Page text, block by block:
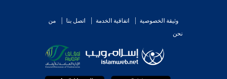
وثيقة الخصوصية اتفاقية الخدمة اتصل بنا
من
نحن